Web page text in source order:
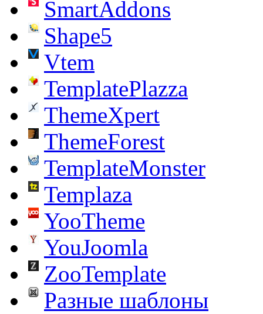
SmartAddons
Shape5
Vtem
TemplatePlazza
ThemeXpert
ThemeForest
TemplateMonster
Templaza
YooTheme
YouJoomla
ZooTemplate
Разные шаблоны